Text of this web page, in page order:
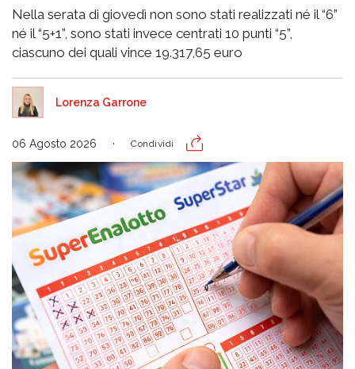
Nella serata di giovedì non sono stati realizzati né il “6”
né il “5+1”, sono stati invece centrati 10 punti “5”,
ciascuno dei quali vince 19.317,65 euro
Lorenza Garrone
06 Agosto 2026 Condividi